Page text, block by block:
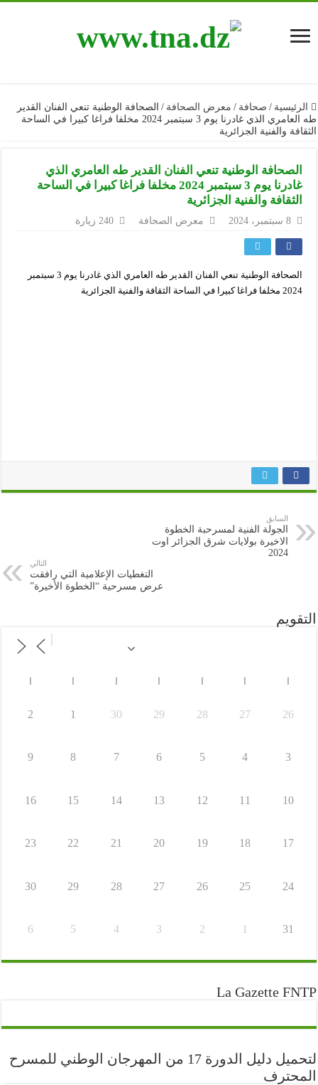
الرئيسية / صحافة / معرض الصحافة / الصحافة الوطنية تنعي الفنان القدير
طه العامري الذي غادرنا يوم 3 سبتمبر 2024 مخلفا فراغا كبيرا في الساحة
الثقافة والفنية الجزائرية
الصحافة الوطنية تنعي الفنان القدير طه العامري الذي
غادرنا يوم 3 سبتمبر 2024 مخلفا فراغا كبيرا في الساحة
الثقافة والفنية الجزائرية
8 سبتمبر، 2024 معرض الصحافة 240 زيارة
الصحافة الوطنية تنعي الفنان القدير طه العامري الذي غادرنا يوم 3 سبتمبر
2024 مخلفا فراغا كبيرا في الساحة الثقافة والفنية الجزائرية
السابق
الجولة الفنية لمسرحبة الخطوة
الاخيرة بولايات شرق الجزائر اوت
2024
التالي
التغطيات الإعلامية التي رافقت
عرض مسرحية “الخطوة الأخيرة”
التقويم
26
27
28
29
30
1
2
3
4
5
6
7
8
9
10
11
12
13
14
15
16
17
18
19
20
21
22
23
24
25
26
27
28
29
30
31
1
2
3
4
5
6
La Gazette FNTP
لتحميل دليل الدورة 17 من المهرجان الوطني للمسرح
المحترف